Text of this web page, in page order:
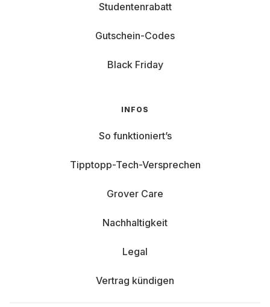
Studentenrabatt
Gutschein-Codes
Black Friday
INFOS
So funktioniert’s
Tipptopp-Tech-Versprechen
Grover Care
Nachhaltigkeit
Legal
Vertrag kündigen